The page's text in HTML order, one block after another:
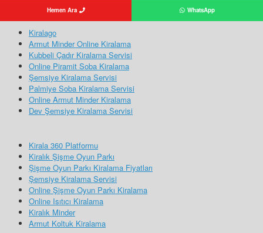
Hemen Ara WhatsApp
Kiralago
Armut Minder Online Kiralama
Kubbeli Çadır Kiralama Servisi
Online Piramit Soba Kiralama
Şemsiye Kiralama Servisi
Palmiye Soba Kiralama Servisi
Online Armut Minder Kiralama
Dev Şemsiye Kiralama Servisi
Kirala 360 Platformu
Kiralık Şişme Oyun Parkı
Şişme Oyun Parkı Kiralama Fiyatları
Şemsiye Kiralama Servisi
Online Şişme Oyun Parkı Kiralama
Online Isıtıcı Kiralama
Kiralık Minder
Armut Koltuk Kiralama